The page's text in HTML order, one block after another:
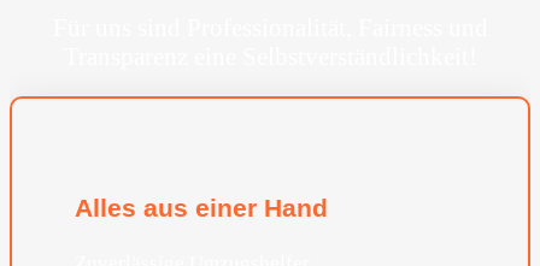
Alles aus einer Hand